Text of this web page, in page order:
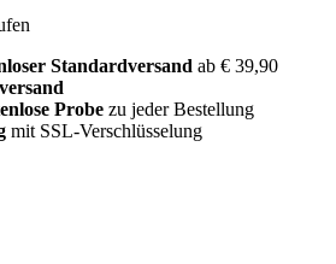
Standardversand ab € 39,90
Probe zu jeder Bestellung
mit SSL-Verschlüsselung